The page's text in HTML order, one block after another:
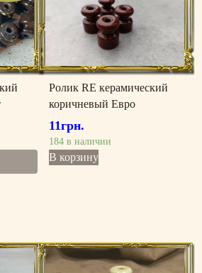
Ролик RE керамический
коричневый Евро
11грн.
184 в наличии
В корзину